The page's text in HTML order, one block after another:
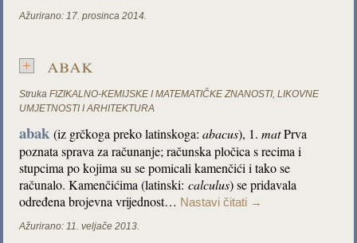
Ažurirano: 17. prosinca 2014.
abak
Struka FIZIKALNO-KEMIJSKE I MATEMATIČKE ZNANOSTI,LIKOVNE
UMJETNOSTI I ARHITEKTURA
abak(iz grčkoga preko latinskoga:abacus), 1.matPrva
poznata sprava za računanje; računska pločica s recima i
stupcima po kojima su se pomicali kamenčići i tako se
računalo. Kamenčićima (latinski:calculus) se pridavala
određena brojevna vrijednost… Nastavi čitati →
Ažurirano: 11. veljače 2013.